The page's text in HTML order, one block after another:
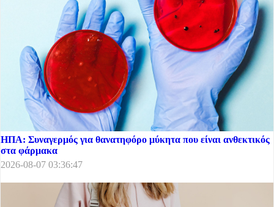
ΗΠΑ: Συναγερμός για θανατηφόρο μύκητα που είναι ανθεκτικός
στα φάρμακα
2026-08-07 03:36:47